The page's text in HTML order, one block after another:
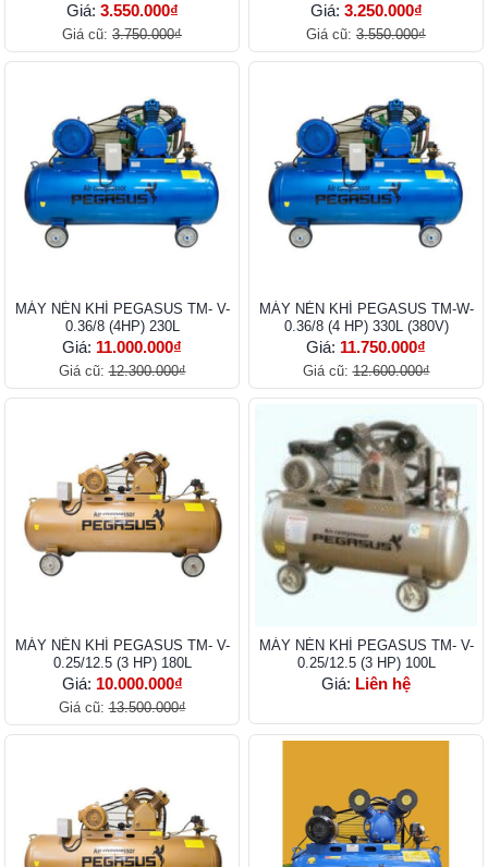
Giá: 3.550.000₫
Giá cũ: 3.750.000₫
Giá: 3.250.000₫
Giá cũ: 3.550.000₫
MÁY NÉN KHÍ PEGASUS TM- V-
0.36/8 (4HP) 230L
Giá: 11.000.000₫
Giá cũ:12.300.000₫
MÁY NÉN KHÍ PEGASUS TM-W-
0.36/8 (4 HP) 330L (380V)
Giá: 11.750.000₫
Giá cũ:12.600.000₫
MÁY NÉN KHÍ PEGASUS TM- V-
0.25/12.5 (3 HP) 180L
Giá: 10.000.000₫
Giá cũ:13.500.000₫
MÁY NÉN KHÍ PEGASUS TM- V-
0.25/12.5 (3 HP) 100L
Giá: Liên hệ